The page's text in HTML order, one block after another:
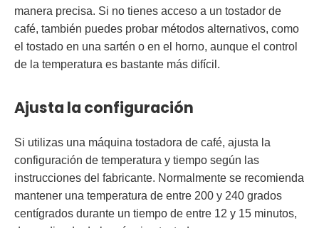
manera precisa. Si no tienes acceso a un tostador de
café, también puedes probar métodos alternativos, como
el tostado en una sartén o en el horno, aunque el control
de la temperatura es bastante más difícil.
Ajusta la configuración
Si utilizas una máquina tostadora de café, ajusta la
configuración de temperatura y tiempo según las
instrucciones del fabricante. Normalmente se recomienda
mantener una temperatura de entre 200 y 240 grados
centígrados durante un tiempo de entre 12 y 15 minutos,